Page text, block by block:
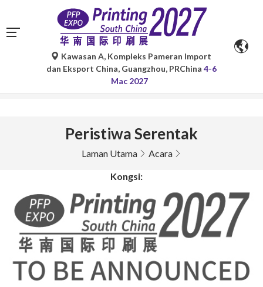
Terjemahan automatik oleh Google Translate adalah untuk
rujukan sahaja dan mungkin tidak tepat. Sila rujuk versi
bahasa asal untuk sebarang pertanyaan.
Kawasan A, Kompleks Pameran Import
dan Eksport China, Guangzhou, PRChina 4-6
Mac 2027
Peristiwa Serentak
Laman Utama Acara
Kongsi: